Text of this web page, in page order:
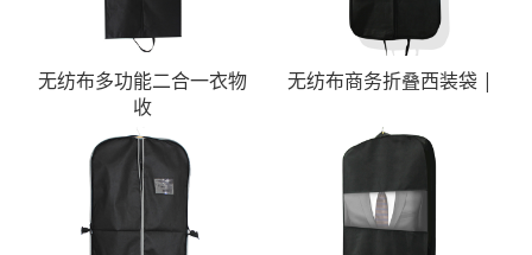
无纺布多功能二合一衣物
收
无纺布商务折叠西装袋 |